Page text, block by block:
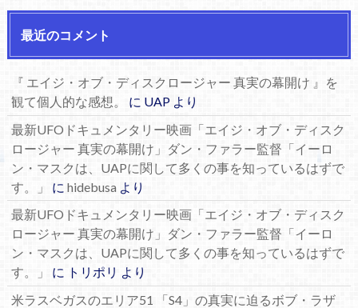
最近のコメント
『 エイジ・オブ・ディスクロージャー 真実の幕開け 』を
観て個人的な感想。
に UAPより
最新UFOドキュメンタリー映画「エイジ・オブ・ディスク
ロージャー 真実の幕開け」ダン・ファラー監督「イーロ
ン・マスクは、UAPに関して多くの事を知っているはずで
す。」
に hidebusaより
最新UFOドキュメンタリー映画「エイジ・オブ・ディスク
ロージャー 真実の幕開け」ダン・ファラー監督「イーロ
ン・マスクは、UAPに関して多くの事を知っているはずで
す。」
に トリポリ より
米ラスベガスのエリア51 「S4」の真実に迫るボブ・ラザ